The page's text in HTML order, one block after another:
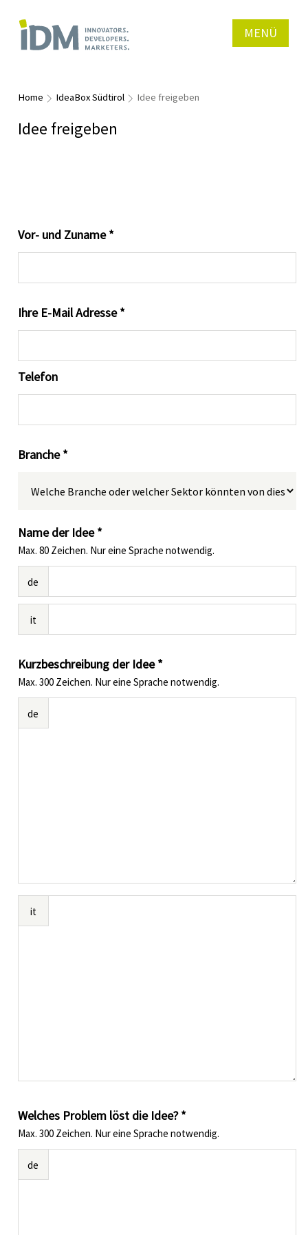
MENÜ
Home IdeaBox Südtirol Idee freigeben
Idee freigeben
Vor- und Zuname *
Ihre E-Mail Adresse *
Telefon
Branche *
Name der Idee *
Max. 80 Zeichen. Nur eine Sprache notwendig.
de
it
Kurzbeschreibung der Idee *
Max. 300 Zeichen. Nur eine Sprache notwendig.
de
it
Welches Problem löst die Idee? *
Max. 300 Zeichen. Nur eine Sprache notwendig.
de